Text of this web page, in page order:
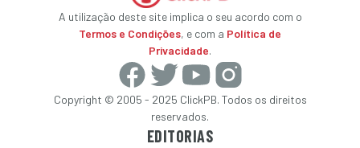
A utilização deste site implica o seu acordo com o
Termos e Condições, e com a Política de
Privacidade.
Copyright © 2005 - 2025 ClickPB. Todos os direitos
reservados.
EDITORIAS